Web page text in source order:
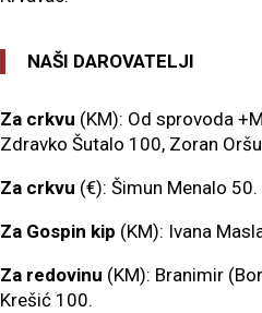
NAŠI DAROVATELJI
Za crkvu (KM): Od sprovoda
Zdravko Šutalo 100, Zoran
Za crkvu (€): Šimun Menalo 50.
Za Gospin kip (KM): Ivana
Za redovinu (KM): Branimir
Krešić 100.